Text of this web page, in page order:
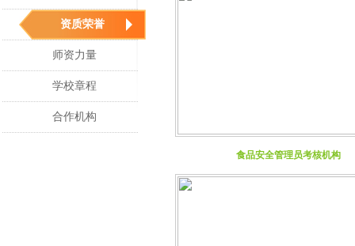
资质荣誉
师资力量
学校章程
合作机构
食品安全管理员考核机构